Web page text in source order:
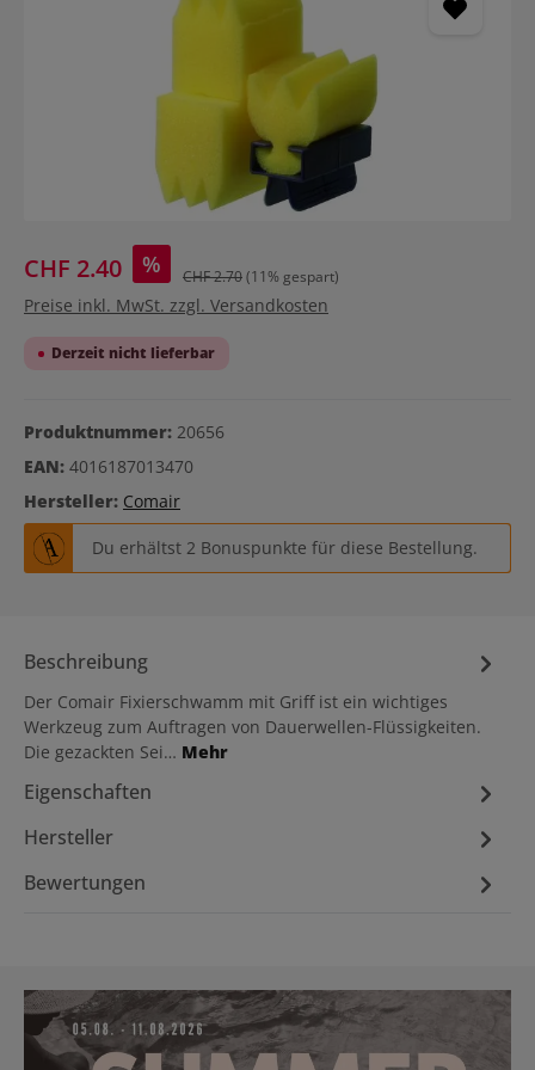
CHF 2.40 % CHF 2.70(11% gespart)
Preise inkl. MwSt. zzgl. Versandkosten
Derzeit nicht lieferbar
Produktnummer: 20656
EAN: 4016187013470
Hersteller: Comair
Du erhältst 2 Bonuspunkte für diese Bestellung.
Beschreibung
Der Comair Fixierschwamm mit Griff ist ein wichtiges
Werkzeug zum Auftragen von Dauerwellen-Flüssigkeiten.
Die gezackten Sei… Mehr
Eigenschaften
Hersteller
Bewertungen